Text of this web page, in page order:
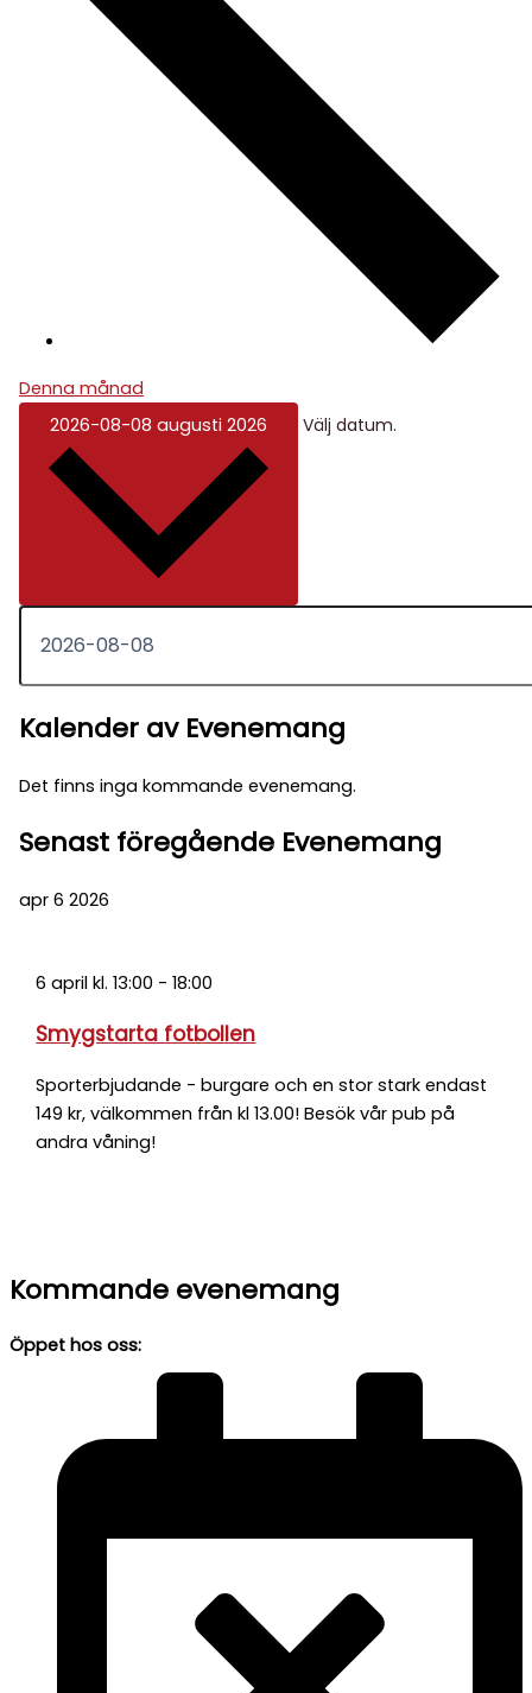
Denna månad
2026-08-08 augusti 2026 Välj datum.
Kalender av Evenemang
Det finns inga kommande evenemang.
Senast föregående Evenemang
apr 6 2026
6 april kl. 13:00 -18:00
Smygstarta fotbollen
Sporterbjudande - burgare och en stor stark endast
149 kr, välkommen från kl 13.00! Besök vår pub på
andra våning!
Kommande evenemang
Öppet hos oss: